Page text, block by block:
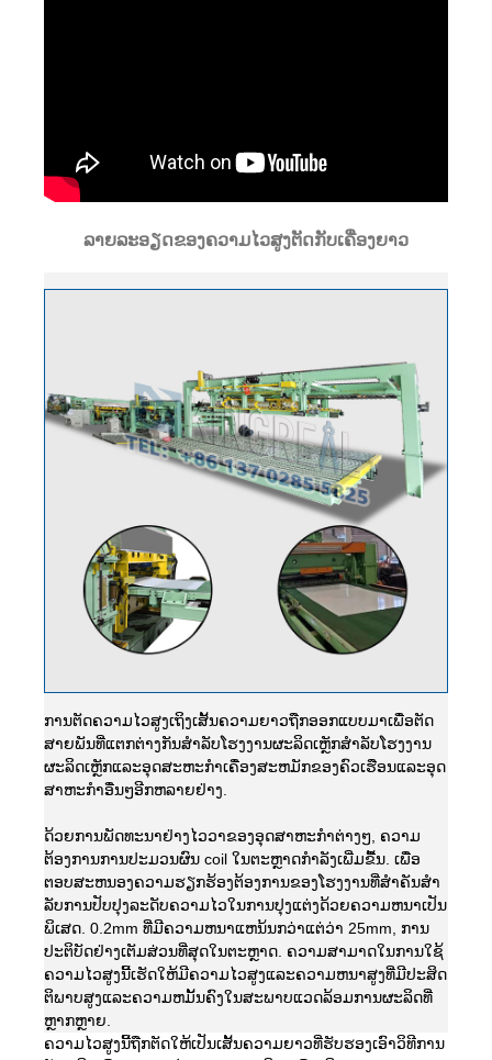
ລາຍລະອຽດຂອງຄວາມໄວສູງຕັດກັບເຄື່ອງຍາວ
ການຕັດຄວາມໄວສູງເຖິງເສັ້ນຄວາມຍາວຖືກອອກແບບມາເພື່ອຕັດ
ສາຍພັນທີ່ແຕກຕ່າງກັນສໍາລັບໂຮງງານຜະລິດເຫຼັກສໍາລັບໂຮງງານ
ຜະລິດເຫຼັກແລະອຸດສະຫະກໍາເຄື່ອງສະຫມັກຂອງຄົວເຮືອນແລະອຸດ
ສາຫະກໍາອື່ນໆອີກຫລາຍຢ່າງ.
ດ້ວຍການພັດທະນາຢ່າງໄວວາຂອງອຸດສາຫະກໍາຕ່າງໆ, ຄວາມ
ຕ້ອງການການປະມວນຜົນ coil ໃນຕະຫຼາດກໍາລັງເພີ່ມຂື້ນ. ເພື່ອ
ຕອບສະຫນອງຄວາມຮຽກຮ້ອງຕ້ອງການຂອງໂຮງງານທີ່ສໍາຄັນສໍາ
ລັບການປັບປຸງລະດັບຄວາມໄວໃນການປຸງແຕ່ງດ້ວຍຄວາມຫນາເປັນ
ພິເສດ. 0.2mm ທີ່ມີຄວາມຫນາແຫນ້ນກວ່າແຕ່ວ່າ 25mm, ການ
ປະຕິບັດຢ່າງເຕັມສ່ວນທີ່ສຸດໃນຕະຫຼາດ. ຄວາມສາມາດໃນການໃຊ້
ຄວາມໄວສູງນີ້ເຮັດໃຫ້ມີຄວາມໄວສູງແລະຄວາມຫນາສູງທີ່ມີປະສິດ
ຕິພາບສູງແລະຄວາມຫມັ້ນຄົງໃນສະພາບແວດລ້ອມການຜະລິດທີ່
ຫຼາກຫຼາຍ.
ຄວາມໄວສູງນີ້ຖືກຕັດໃຫ້ເປັນເສັ້ນຄວາມຍາວທີ່ຮັບຮອງເອົາວິທີການ